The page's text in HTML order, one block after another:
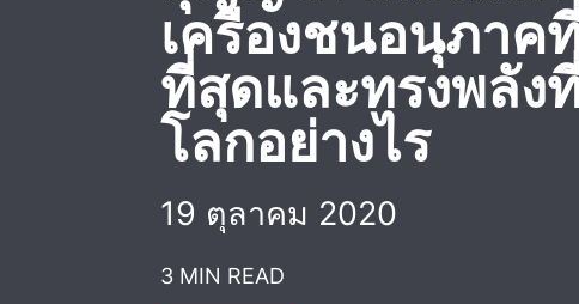
เครื่องชนอนุภาค
ที่สุดและทรงพลัง
โลกอย่างไร
19 ตุลาคม 2020
3 MIN READ